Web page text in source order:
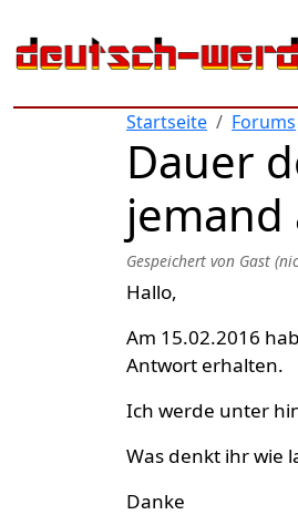
Startseite
Forums
Dauer
Gespeichert von Gast
Hallo,
Am 15.02.2016
Antwort erhalten.
Ich werde unter
Was denkt ihr wie
Danke